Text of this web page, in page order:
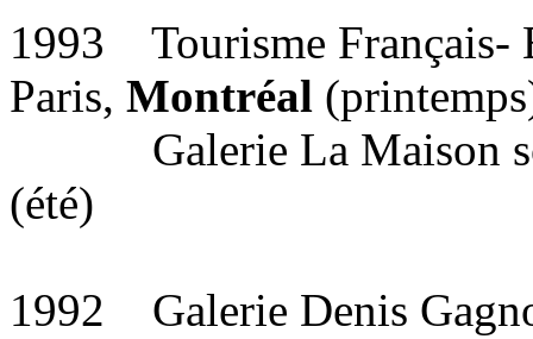
1993 Tourisme Français-
Paris, Montréal
Galerie La Maison
(été)
1992 Galerie Denis